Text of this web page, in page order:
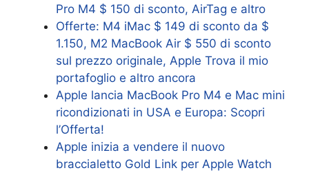
Pro M4 $ 150 di sconto, AirTag e altro
Offerte: M4 iMac $ 149 di sconto da $
1.150, M2 MacBook Air $ 550 di sconto
sul prezzo originale, Apple Trova il mio
portafoglio e altro ancora
Apple lancia MacBook Pro M4 e Mac mini
ricondizionati in USA e Europa: Scopri
l’Offerta!
Apple inizia a vendere il nuovo
braccialetto Gold Link per Apple Watch